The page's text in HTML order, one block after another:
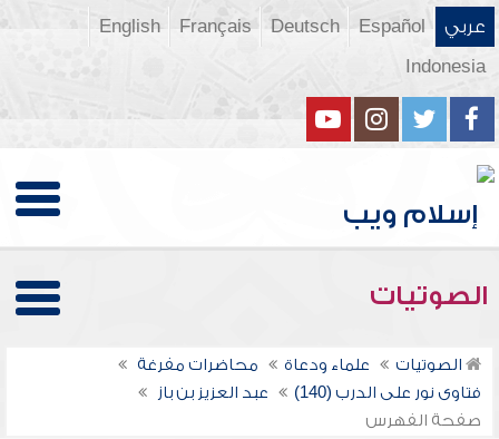
عربي Español
Deutsch
Français
English
Indonesia
الصوتيات
الصوتيات علماء ودعاة
محاضرات مفرغة
فتاوى نور على الدرب (140)
عبد العزيز بن باز
صفحة الفهرس